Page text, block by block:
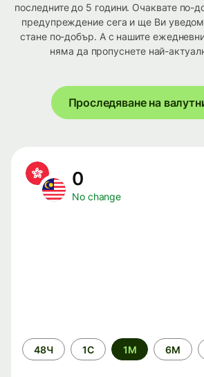
последните до 5 години. Очаквате по-
предупреждение сега и ще Ви
стане по-добър. А с нашите
няма да пропуснете най-
Проследяване на
0
No change
Time
period
48Ч 1С 1М 6М